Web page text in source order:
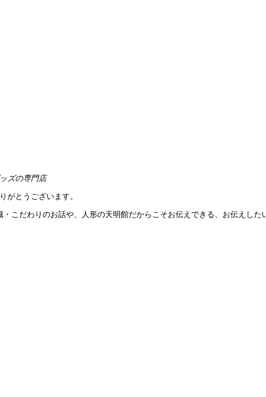
ズの専門店
がとうございます。
こだわりのお話や、人形の天明館だからこそお伝えできる、お伝えした